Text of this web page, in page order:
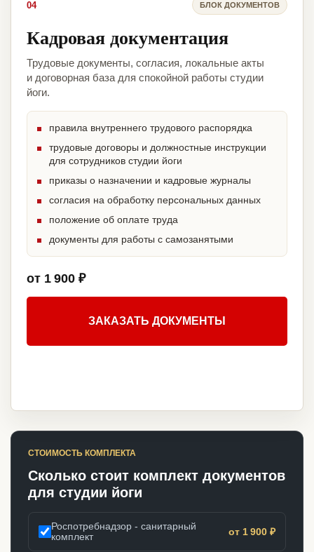
04 БЛОК ДОКУМЕНТОВ
Кадровая документация
Трудовые документы, согласия, локальные акты
и договорная база для спокойной работы студии
йоги.
правила внутреннего трудового распорядка
трудовые договоры и должностные инструкции
для сотрудников студии йоги
приказы о назначении и кадровые журналы
согласия на обработку персональных данных
положение об оплате труда
документы для работы с самозанятыми
от 1 900 ₽
ЗАКАЗАТЬ ДОКУМЕНТЫ
СТОИМОСТЬ КОМПЛЕКТА
Сколько стоит комплект документов
для студии йоги
Роспотребнадзор - санитарный
комплект
от 1 900 ₽